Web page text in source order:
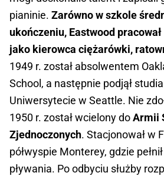
pianinie. Zarówno w szkole
ukończeniu, Eastwood
jako kierowca ciężarówki,
1949 r. został absolwentem
School, a następnie podjął
Uniwersytecie w Seattle. Nie
1950 r. został wcielony doArmii
Zjednoczonych. Stacjonował w
półwyspie Monterey, gdzie
pływania. Po odbyciu służby